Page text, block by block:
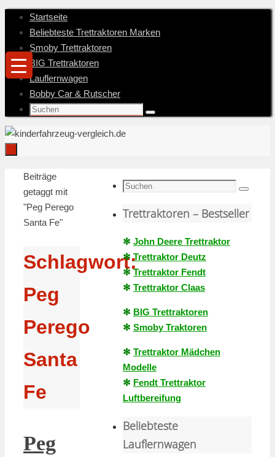
Zum
Inhalt
springen
Startseite
Beliebteste Trettraktoren Marken
Smoby Trettraktoren
BIG Trettraktoren
Lauflernwagen
Bobby Car & Rutscher
Suche
Suchen
Inhalt
springen
Startseite
Beiträge
getaggt mit
"Peg Perego
Santa Fe"
Schlagwort:
Peg
Perego
Santa
Fe
Peg
Suche
Suchen
Trettraktoren – Bestseller
✻ John Deere Trettraktor
✻ Trettraktor Deutz
✻ Trettraktor Fendt
✻ Trettraktor Claas
✻ BIG Trettraktoren
✻ Smoby Traktoren
✻ Trettraktor Mädchen
Modelle
✻ Fendt Trettraktor
Luftbereifung
Beliebteste
Lauflernwagen